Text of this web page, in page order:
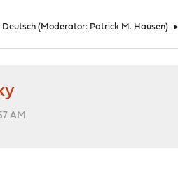
(Moderator: Patrick M. Hausen) ►
AM